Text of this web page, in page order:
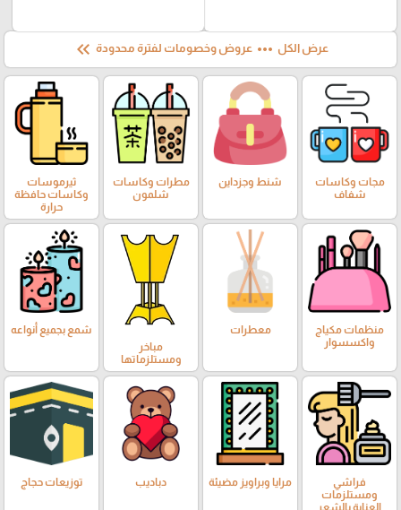
عرض الكل more_horiz عروض وخصومات لفترة محدودة keyboard_double_arrow_left
مجات وكاسات
شفاف
شنط وجزداين
مطرات وكاسات
شلمون
ثيرموسات
وكاسات حافظة
حرارة
منظمات مكياج
واكسسوار
معطرات
مباخر
ومستلزماتها
شمع بجميع أنواعه
فراشي
ومستلزمات
العناية بالشعر
مرايا وبراويز مضيئة دباديب توزيعات حجاج